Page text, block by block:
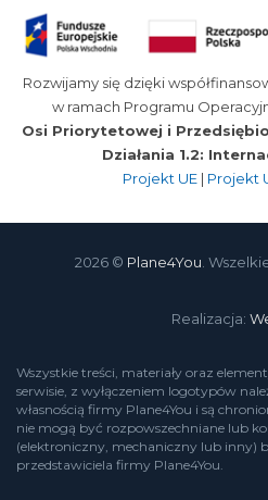
Rozwijamy się dzięki
w ramach Programu
Osi Priorytetowej i
Działania 1.2:
Projekt UE | Projekt
2026 © Plane4You .
Realizacja:
Wszystkie treści, materiały oraz
serwisie, z wyłączeniem logotypów
własnością firmy Plane4You i są
nie mogą być rozpowszechniane lub
(elektroniczny, mechaniczny lub inny)
przedstawiciela firmy Plane4You.